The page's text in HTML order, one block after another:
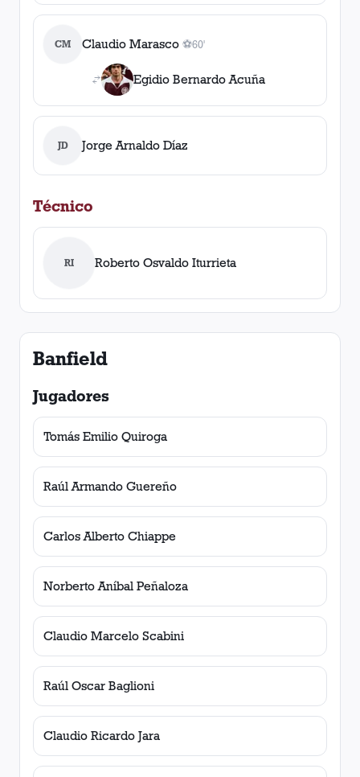
CM Claudio Marasco ⚽
1gol
60'
Egidio Bernardo Acuña
JD Jorge Arnaldo Díaz
Técnico
RI Roberto Osvaldo Iturrieta
Banfield
Jugadores
Tomás Emilio Quiroga
Raúl Armando Guereño
Carlos Alberto Chiappe
Norberto Aníbal Peñaloza
Claudio Marcelo Scabini
Raúl Oscar Baglioni
Claudio Ricardo Jara